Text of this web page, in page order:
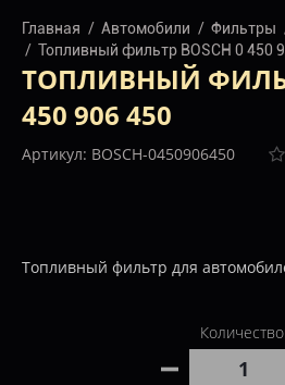
Главная Автомобили Фильтры
Топливный фильтр BOSCH 0 450
ТОПЛИВНЫЙ
450 906 450
Артикул: BOSCH-0450906450
Топливный фильтр для
Количество: